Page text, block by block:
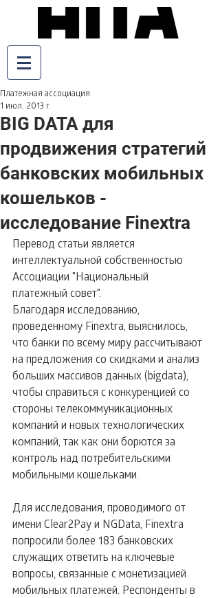
BIG DATA для
продвижения стратегий
банковских мобильных
кошельков -
исследование Finextra
Платежная ассоциация
1 июл. 2013 г.
Перевод статьи является
интеллектуальной собственностью
Ассоциации "Национальный
платежный совет".
Благодаря исследованию,
проведенному Finextra, выяснилось,
что банки по всему миру рассчитывают
на предложения со скидками и анализ
больших массивов данных (bigdata),
чтобы справиться с конкуренцией со
стороны телекоммуникационных
компаний и новых технологических
компаний, так как они борются за
контроль над потребительскими
мобильными кошельками.
Для исследования, проводимого от
имени Clear2Pay и NGData, Finextra
попросили более 183 банковских
служащих ответить на ключевые
вопросы, связанные с монетизацией
мобильных платежей. Респонденты в